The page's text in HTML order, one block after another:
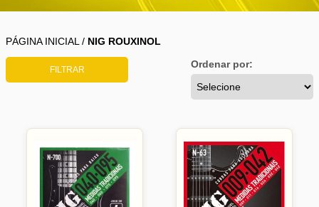
PÁGINA INICIAL/ NIG ROUXINOL
FILTRAR Ordenar por: